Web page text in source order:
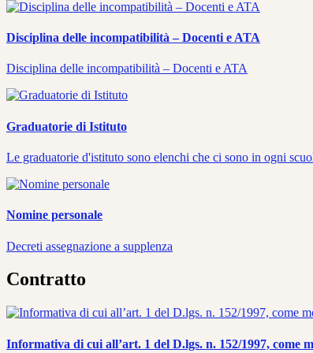
Disciplina delle incompatibilità – Docenti e ATA
Disciplina delle incompatibilità – Docenti e ATA
Graduatorie di Istituto
Le graduatorie d'istituto sono elenchi che ci sono in ogni
Nomine personale
Decreti assegnazione a supplenza
Contratto
Informativa di cui all’art. 1 del D.lgs. n. 152/1997, come